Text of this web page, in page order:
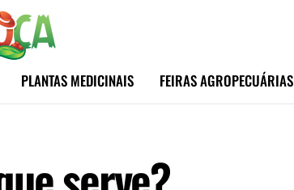
PLANTAS MEDICINAIS FEIRAS AGROPECUÁRIAS